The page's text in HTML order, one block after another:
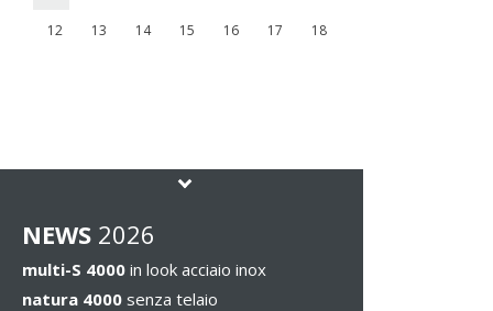
12 13 14 15 16 17 18
NEWS 2026
multi-S 4000 in look acciaio inox
natura 4000 senza telaio